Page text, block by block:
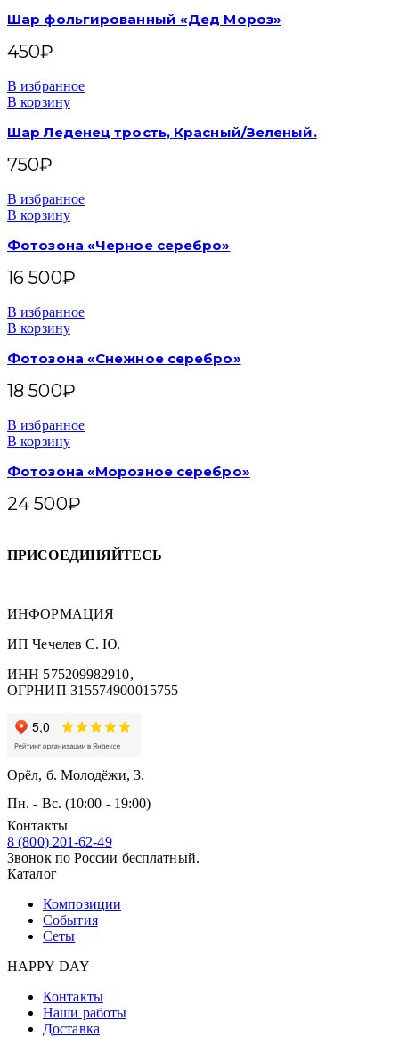
Шар фольгированный «Дед Мороз»
450₽
В избранное
В корзину
Шар Леденец трость, Красный/Зеленый.
750₽
В избранное
В корзину
Фотозона «Черное серебро»
16 500₽
В избранное
В корзину
Фотозона «Снежное серебро»
18 500₽
В избранное
В корзину
Фотозона «Морозное серебро»
24 500₽
ПРИСОЕДИНЯЙТЕСЬ
ИНФОРМАЦИЯ
ИП Чечелев С. Ю.
ИНН 575209982910,
ОГРНИП 315574900015755
Орёл, б. Молодёжи, 3.
Пн. - Вс. (10:00 - 19:00)
Контакты
8 (800) 201-62-49
Звонок по России бесплатный.
Каталог
Композиции
События
Сеты
HAPPY DAY
Контакты
Наши работы
Доставка